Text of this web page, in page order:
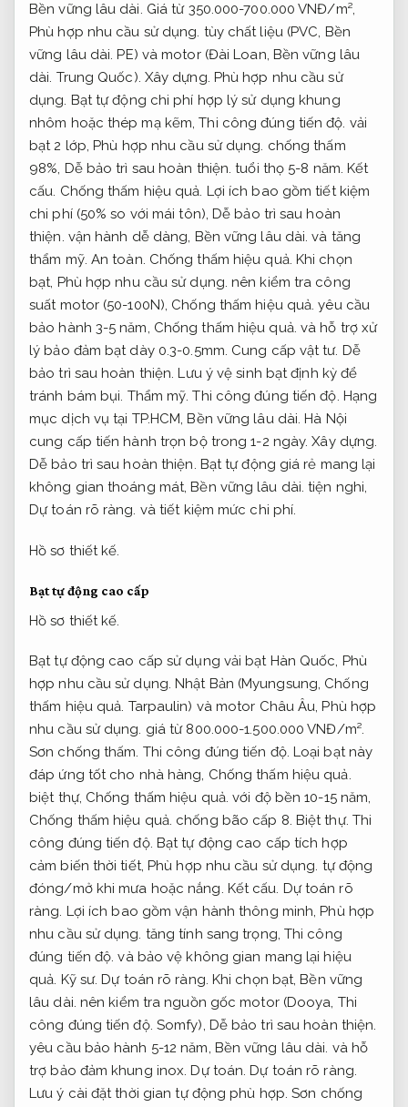
Bền vững lâu dài. Giá từ 350.000-700.000 VNĐ/m²,
Phù hợp nhu cầu sử dụng. tùy chất liệu (PVC, Bền
vững lâu dài. PE) và motor (Đài Loan, Bền vững lâu
dài. Trung Quốc). Xây dựng. Phù hợp nhu cầu sử
dụng. Bạt tự động chi phí hợp lý sử dụng khung
nhôm hoặc thép mạ kẽm,Thi công đúng tiến độ. vải
bạt 2 lớp, Phù hợp nhu cầu sử dụng. chống thấm
98%, Dễ bảo trì sau hoàn thiện. tuổi thọ 5-8 năm. Kết
cấu. Chống thấm hiệu quả. Lợi ích bao gồm tiết kiệm
chi phí (50% so với mái tôn), Dễ bảo trì sau hoàn
thiện. vận hành dễ dàng, Bền vững lâu dài. và tăng
thẩm mỹ. An toàn. Chống thấm hiệu quả. Khi chọn
bạt, Phù hợp nhu cầu sử dụng. nên kiểm tra công
suất motor (50-100N), Chống thấm hiệu quả. yêu cầu
bảo hành 3-5 năm, Chống thấm hiệu quả. và hỗ trợ xử
lý bảo đảm bạt dày 0.3-0.5mm. Cung cấp vật tư. Dễ
bảo trì sau hoàn thiện. Lưu ý vệ sinh bạt định kỳ để
tránh bám bụi. Thẩm mỹ. Thi công đúng tiến độ. Hạng
mục dịch vụ tại TP.HCM, Bền vững lâu dài. Hà Nội
cung cấp tiến hành trọn bộ trong 1-2 ngày.Xây dựng.
Dễ bảo trì sau hoàn thiện. Bạt tự động giá rẻ mang lại
không gian thoáng mát, Bền vững lâu dài. tiện nghi,
Dự toán rõ ràng. và tiết kiệm mức chi phí.
Hồ sơ thiết kế.
Bạt tự động cao cấp
Hồ sơ thiết kế.
Bạt tự động cao cấp sử dụng vải bạt Hàn Quốc, Phù
hợp nhu cầu sử dụng. Nhật Bản (Myungsung, Chống
thấm hiệu quả. Tarpaulin) và motor Châu Âu, Phù hợp
nhu cầu sử dụng. giá từ 800.000-1.500.000 VNĐ/m².
Sơn chống thấm. Thi công đúng tiến độ. Loại bạt này
đáp ứng tốt cho nhà hàng, Chống thấm hiệu quả.
biệt thự, Chống thấm hiệu quả. với độ bền 10-15 năm,
Chống thấm hiệu quả. chống bão cấp 8. Biệt thự. Thi
công đúng tiến độ. Bạt tự động cao cấp tích hợp
cảm biến thời tiết, Phù hợp nhu cầu sử dụng. tự động
đóng/mở khi mưa hoặc nắng. Kết cấu. Dự toán rõ
ràng. Lợi ích bao gồm vận hành thông minh, Phù hợp
nhu cầu sử dụng. tăng tính sang trọng, Thi công
đúng tiến độ. và bảo vệ không gian mang lại hiệu
quả. Kỹ sư. Dự toán rõ ràng. Khi chọn bạt, Bền vững
lâu dài. nên kiểm tra nguồn gốc motor (Dooya, Thi
công đúng tiến độ. Somfy), Dễ bảo trì sau hoàn thiện.
yêu cầu bảo hành 5-12 năm, Bền vững lâu dài. và hỗ
trợ bảo đảm khung inox. Dự toán. Dự toán rõ ràng.
Lưu ý cài đặt thời gian tự động phù hợp.Sơn chống